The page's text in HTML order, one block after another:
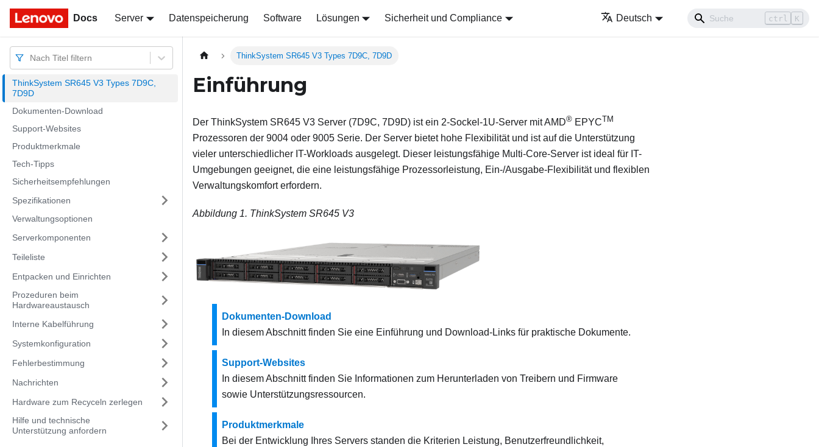
Docs Server Datenspeicherung Software Lösungen Sicherheit und Compliance Deutsch ctrl K
Docs
Nach Titel filtern
ThinkSystem SR645 V3 Types 7D9C,
7D9D
Dokumenten-Download
Support-Websites
Produktmerkmale
Tech-Tipps
Sicherheitsempfehlungen
Spezifikationen
Verwaltungsoptionen
Serverkomponenten
Teileliste
Entpacken und Einrichten
Prozeduren beim
Hardwareaustausch
Interne Kabelführung
Systemkonfiguration
Fehlerbestimmung
Nachrichten
Hardware zum Recyceln zerlegen
Hilfe und technische
Unterstützung anfordern
ThinkSystem SR645 V3 Types 7D9C, 7D9D
Einführung
Der ThinkSystem SR645 V3 Server (7D9C, 7D9D) ist ein 2-Sockel-1U-Server mit AMD® EPYCTM
Prozessoren der 9004 oder 9005 Serie. Der Server bietet hohe Flexibilität und ist auf die Unterstützung
vieler unterschiedlicher IT-Workloads ausgelegt. Dieser leistungsfähige Multi-Core-Server ist ideal für IT-
Umgebungen geeignet, die eine leistungsfähige Prozessorleistung, Ein-/Ausgabe-Flexibilität und flexiblen
Verwaltungskomfort erfordern.
Abbildung 1. ThinkSystem SR645 V3
Dokumenten-Download
In diesem Abschnitt finden Sie eine Einführung und Download-Links für praktische Dokumente.
Support-Websites
In diesem Abschnitt finden Sie Informationen zum Herunterladen von Treibern und Firmware
sowie Unterstützungsressourcen.
Produktmerkmale
Bei der Entwicklung Ihres Servers standen die Kriterien Leistung, Benutzerfreundlichkeit,